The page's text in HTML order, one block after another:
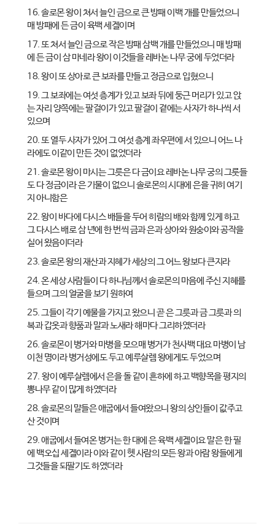
16. 솔로몬 왕이 쳐서 늘인 금으로 큰 방패 이백 개를 만들었으니
매 방패에 든 금이 육백 세겔이며
17. 또 쳐서 늘인 금으로 작은 방패 삼백 개를 만들었으니 매 방패
에 든 금이 삼 마네라 왕이 이것들을 레바논 나무 궁에 두었더라
18. 왕이 또 상아로 큰 보좌를 만들고 정금으로 입혔으니
19. 그 보좌에는 여섯 층계가 있고 보좌 뒤에 둥근 머리가 있고 앉
는 자리 양쪽에는 팔걸이가 있고 팔걸이 곁에는 사자가 하나씩 서
있으며
20. 또 열두 사자가 있어 그 여섯 층계 좌우편에 서 있으니 어느 나
라에도 이같이 만든 것이 없었더라
21. 솔로몬 왕이 마시는 그릇은 다 금이요 레바논 나무 궁의 그룻들
도 다 정금이라 은 기물이 없으니 솔로몬의 시대에 은을 귀히 여기
지 아니함은
22. 왕이 바다에 다시스 배들을 두어 히람의 배와 함께 있게 하고
그 다시스 배로 삼 년에 한 번씩 금과 은과 상아와 원숭이와 공작을
실어 왔음이더라
23. 솔로몬 왕의 재산과 지혜가 세상의 그 어느 왕보다 큰지라
24. 온 세상 사람들이 다 하나님께서 솔로몬의 마음에 주신 지혜를
들으며 그의 얼굴을 보기 원하여
25. 그들이 각기 예물을 가지고 왔으니 곧 은 그릇과 금 그릇과 의
복과 갑옷과 향품과 말과 노새라 해마다 그리하였더라
26. 솔로몬이 병거와 마병을 모으매 병거가 천사백 대요 마병이 남
이천 명이라 병거성에도 두고 예루살렘 왕에게도 두었으며
27. 왕이 예루살렘에서 은을 돌 같이 흔하에 하고 백향목을 평지의
뽕나무 같이 많게 하였더라
28. 솔로몬의 말들은 애굽에서 들여왔으니 왕의 상인들이 값주고
산 것이며
29. 애굽에서 들여온 병거는 한 대에 은 육백 세겔이요 말은 한 필
에 백오십 세겔이라 이와 같이 헷 사람의 모든 왕과 아람 왕들에게
그것들을 되팔기도 하였더라